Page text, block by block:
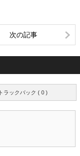
次の記事
トラックバック ( 0 )